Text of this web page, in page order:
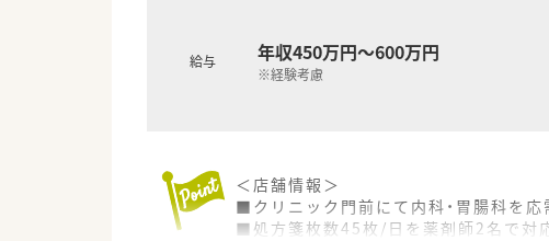
■オンラインにて朝8:00～8:15から30
■外来がん専門薬剤師2名による薬剤師
研修」などがあります。
給与 年収450万円～600万円
※経験考慮
＜店舗情報＞
■クリニック門前にて内科・胃腸科を応
■処方箋枚数45枚/日を薬剤師2名で対